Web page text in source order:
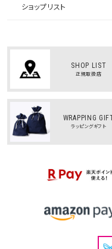
ショップリスト
SHOP LIST
正規取扱店
WRAPPING
ラッピングギフト